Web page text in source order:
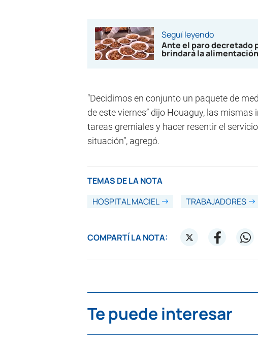
Seguí leyendo
Ante el paro decretado
brindará la
“Decidimos en conjunto un paquete de
de este viernes” dijo Houaguy, las
tareas gremiales y hacer resentir el
situación”, agregó.
TEMAS DE LA NOTA
HOSPITAL MACIEL
TRABAJADORES
COMPARTÍ LA NOTA:
Te puede interesar